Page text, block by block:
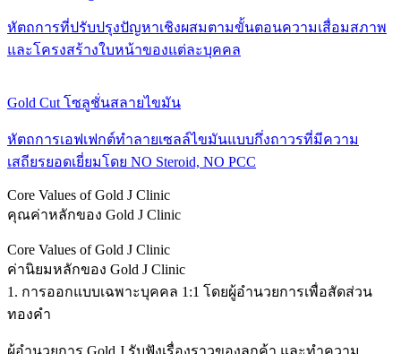
หัตถการที่ปรับปรุงปัญหาเชิงผสมตามขั้นตอนความเสื่อมสภาพ
และโครงสร้างใบหน้าของแต่ละบุคคล
Gold Cut โซลูชั่นสลายไขมัน
หัตถการเอฟเฟกต์ทำลายเซลล์ไขมันแบบกึ่งถาวรที่มีความ
เสถียรยอดเยี่ยมโดย NO Steroid, NO PCC
Core Values of Gold J Clinic
คุณค่าหลักของ Gold J Clinic
Core Values of Gold J Clinic
ค่านิยมหลักของ Gold J Clinic
1. การออกแบบเฉพาะบุคคล 1:1 โดยผู้อำนวยการเพื่อสัดส่วน
ทองคำ
ผู้อำนวยการ Gold J รับฟังเรื่องราวของลูกค้า และทำความ